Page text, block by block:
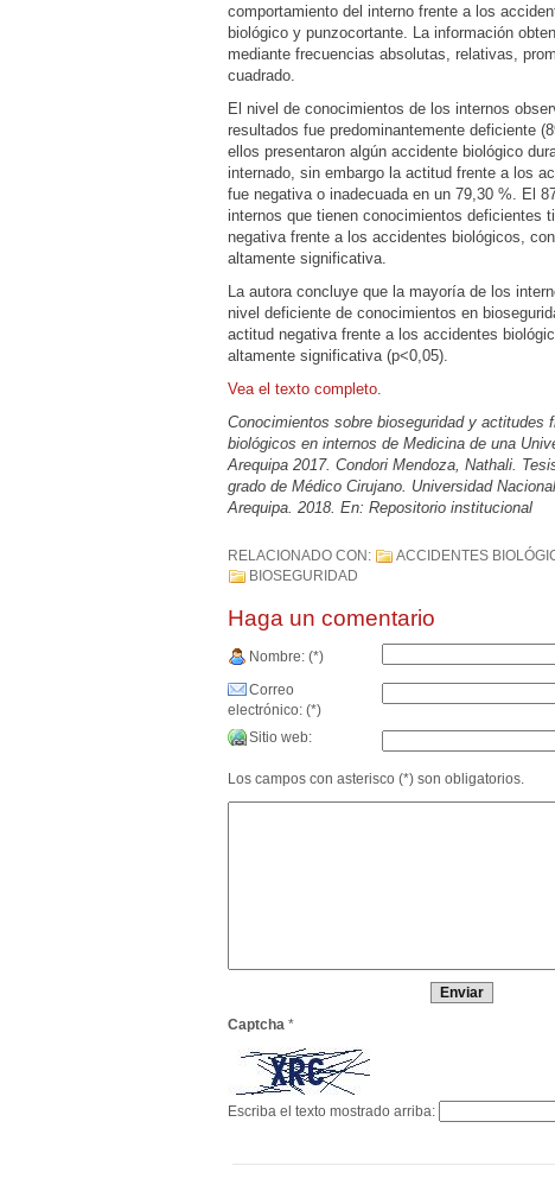
comportamiento del interno frente a los
biológico y punzocortante. La información
mediante frecuencias absolutas, relativas,
cuadrado.
El nivel de conocimientos de los internos
resultados fue predominantemente deficiente
ellos presentaron algún accidente biológico
internado, sin embargo la actitud frente a los
fue negativa o inadecuada en un 79,30 %. El
internos que tienen conocimientos deficientes
negativa frente a los accidentes biológicos,
altamente significativa.
La autora concluye que la mayoría de los
nivel deficiente de conocimientos en
actitud negativa frente a los accidentes
altamente significativa (p<0,05).
Vea el texto completo.
Conocimientos sobre bioseguridad y actitudes
biológicos en internos de Medicina de una
Arequipa 2017. Condori Mendoza, Nathali.
grado de Médico Cirujano. Universidad
Arequipa. 2018. En: Repositorio institucional
RELACIONADO CON: ACCIDENTES
BIOSEGURIDAD
Haga un comentario
Nombre: (*)
Correo
electrónico: (*)
Sitio web:
Los campos con asterisco (*) son obligatorios.
Captcha *
Escriba el texto mostrado arriba: